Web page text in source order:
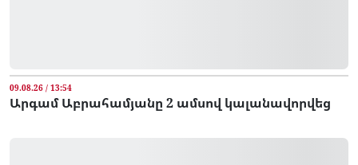
09.08.26 / 13:54
Արգամ Աբրահամյանը 2 ամսով կալանավորվեց